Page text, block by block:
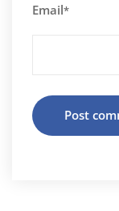
Email*